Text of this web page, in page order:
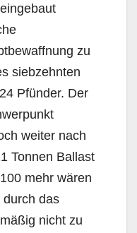
zu
siebzehnten
Pfünder. Der
weiter nach
Tonnen Ballast
mehr wären
durch das
nicht zu